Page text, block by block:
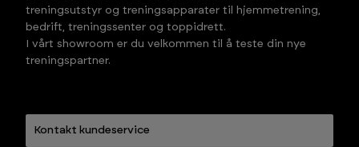
treningsutstyr og treningsapparater til hjemmetrening,
bedrift, treningssenter og toppidrett.
I vårt showroom er du velkommen til å teste din nye
treningspartner.
Kontakt kundeservice